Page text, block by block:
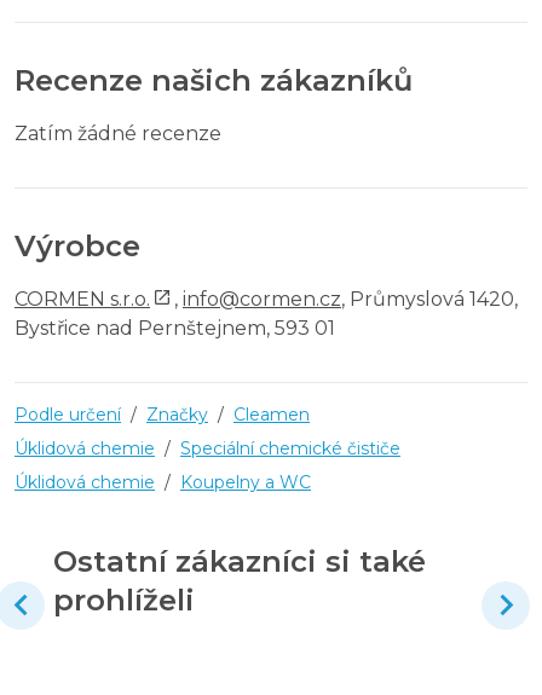
Recenze našich zákazníků
Zatím žádné recenze
Výrobce
CORMEN s.r.o. , info@cormen.cz, Průmyslová 1420,
Bystřice nad Pernštejnem, 593 01
Podle určení / Značky / Cleamen
Úklidová chemie / Speciální chemické čističe
Úklidová chemie / Koupelny a WC
Ostatní zákazníci si také
prohlíželi